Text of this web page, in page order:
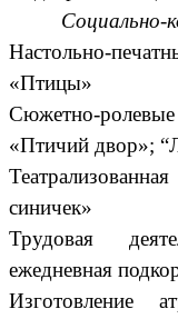
Социально-
Настольно-
«Птицы»
Сюжетно-
«Птичий двор»;
синичек»
Трудовая
ежедневная
Изготовление